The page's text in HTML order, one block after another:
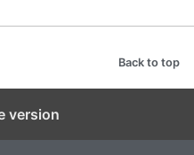
Back to top
version